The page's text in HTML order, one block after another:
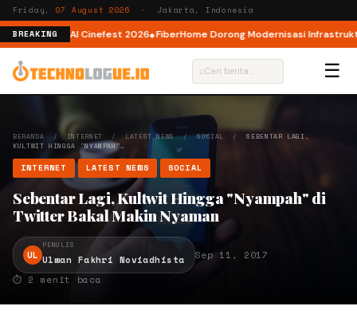
Friday, 07 August 2026 · Jakarta, Indonesia
BREAKING
AI lewat AI Cinefest 2026 FiberHome Dorong Modernisasi Infrastruktur
⌕ ☰
BERANDA / INTERNET / LATEST NEWS/SOCIAL /SEBENTAR LAGI,
KULTWIT HINGGA "NYAMPAH"…
INTERNET LATEST NEWS SOCIAL
Sebentar Lagi, Kultwit Hingga "Nyampah" di
Twitter Bakal Makin Nyaman
UL
PENULIS
Ulwan Fakhri Noviadhista
Sep 11, 2017
⏱ 2 menit baca